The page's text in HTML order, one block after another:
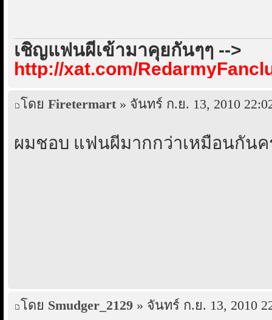
เชิญแฟนผีเข้ามาคุยกันๆๆ -->
http://xat.com/
โดย Firetermart » จันทร์ ก.ย. 13, 2010
ผมชอบ แฟนผีมากกว่าเหมือนกันค
โดย Smudger_2129 » จันทร์ ก.ย. 13, 2010